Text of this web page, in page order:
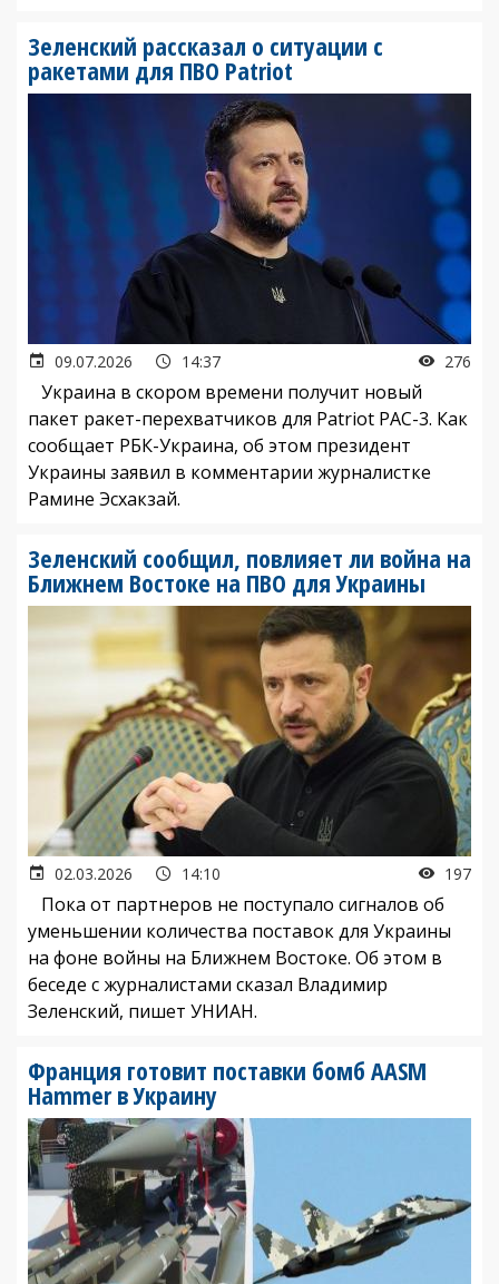
Зеленский рассказал о ситуации с
ракетами для ПВО Patriot
09.07.2026 14:37 276
Украина в скором времени получит новый
пакет ракет-перехватчиков для Patriot PAC-3. Как
сообщает РБК-Украина, об этом президент
Украины заявил в комментарии журналистке
Рамине Эсхакзай.
Зеленский сообщил, повлияет ли война на
Ближнем Востоке на ПВО для Украины
02.03.2026 14:10 197
Пока от партнеров не поступало сигналов об
уменьшении количества поставок для Украины
на фоне войны на Ближнем Востоке. Об этом в
беседе с журналистами сказал Владимир
Зеленский, пишет УНИАН.
Франция готовит поставки бомб AASM
Hammer в Украину